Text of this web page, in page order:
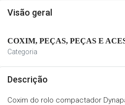
Visão geral
COXIM, PEÇAS, PEÇAS E
Categoria
Descrição
Coxim do rolo compactador